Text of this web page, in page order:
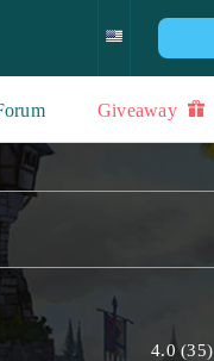
Giveaway
4.0(35)